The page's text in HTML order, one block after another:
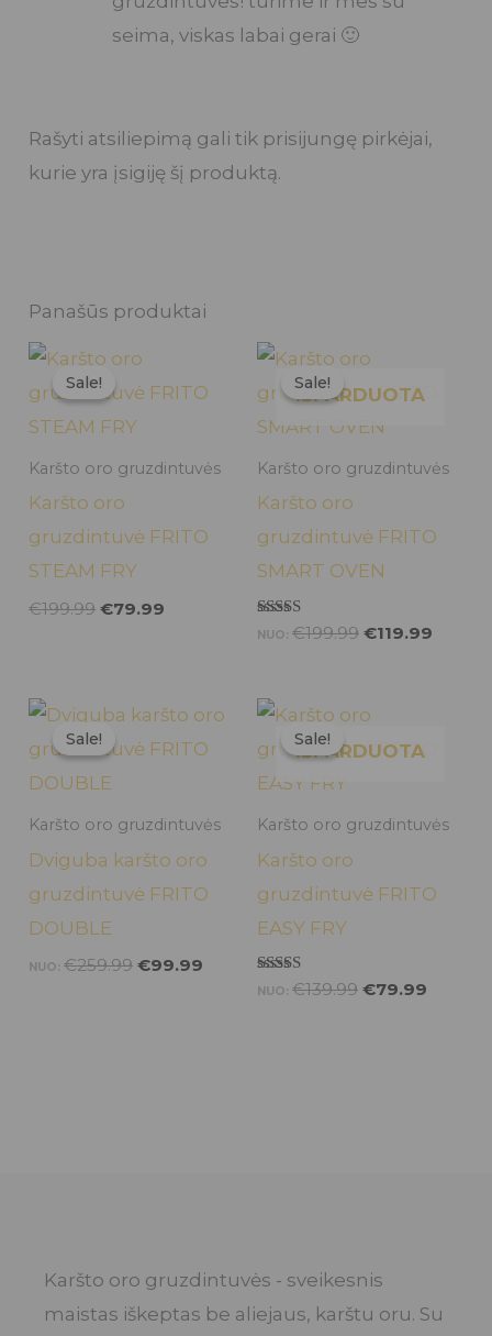
seima, viskas labai gerai 🙂
Rašyti atsiliepimą gali tik prisijungę pirkėjai,
kurie yra įsigiję šį produktą.
Panašūs produktai
Sale!
Sale!
Karšto oro gruzdintuvės
Karšto oro
gruzdintuvė FRITO
STEAM FRY
€199.99
Original
price
was:
€79.99
is:
Sale!
IŠPARDUOTA
Sale!
Karšto oro gruzdintuvės
Karšto oro
gruzdintuvė FRITO
SMART OVEN
Įvertinimas:
NUO: €199.99
Original
price
was:
€119.99
Sale!
Sale!
Karšto oro gruzdintuvės
Dviguba karšto oro
gruzdintuvė FRITO
DOUBLE
NUO:€259.99
Original
price
was:
€99.99
Current
price
is:
Sale!
IŠPARDUOTA
Sale!
Karšto oro gruzdintuvės
Karšto oro
gruzdintuvė FRITO
EASY FRY
Įvertinimas:
NUO: €139.99
Original
price
was:
€79.99
Karšto oro gruzdintuvės - sveikesnis
maistas iškeptas be aliejaus, karštu oru. Su